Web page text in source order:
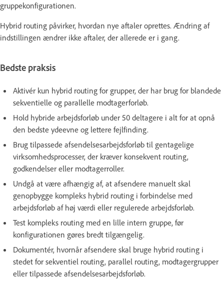
gruppekonfigurationen.
Hybrid routing påvirker, hvordan nye aftaler oprettes. Ændring af
indstillingen ændrer ikke aftaler, der allerede er i gang.
Bedste praksis
Aktivér kun hybrid routing for grupper, der har brug for blandede
sekventielle og parallelle modtagerforløb.
Hold hybride arbejdsforløb under 50 deltagere i alt for at opnå
den bedste ydeevne og lettere fejlfinding.
Brug tilpassede afsendelsesarbejdsforløb til gentagelige
virksomhedsprocesser, der kræver konsekvent routing,
godkendelser eller modtagerroller.
Undgå at være afhængig af, at afsendere manuelt skal
genopbygge kompleks hybrid routing i forbindelse med
arbejdsforløb af høj værdi eller regulerede arbejdsforløb.
Test kompleks routing med en lille intern gruppe, før
konfigurationen gøres bredt tilgængelig.
Dokumentér, hvornår afsendere skal bruge hybrid routing i
stedet for sekventiel routing, parallel routing, modtagergrupper
eller tilpassede afsendelsesarbejdsforløb.